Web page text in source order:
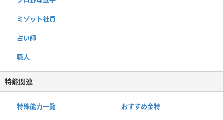
ミゾット社員
占い師
職人
特能関連
特殊能力一覧 おすすめ金特